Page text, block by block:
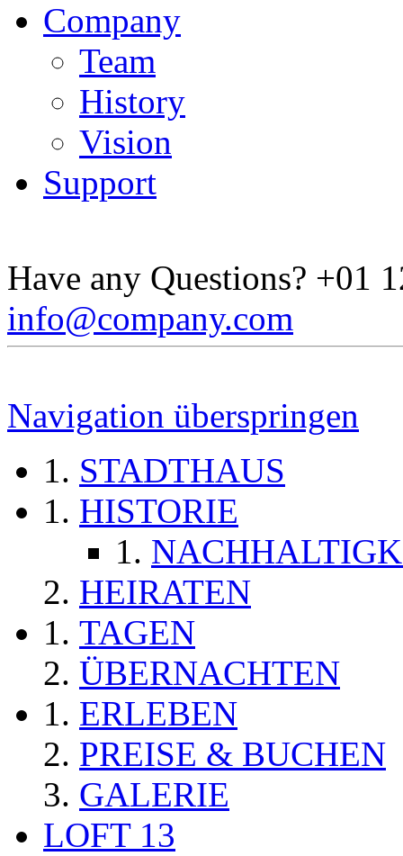
Company
Team
History
Vision
Support
Have any Questions? +01
info@company.com
Navigation überspringen
STADTHAUS
HISTORIE
HEIRATEN
TAGEN
ÜBERNACHTEN
ERLEBEN
PREISE & BUCHEN
GALERIE
LOFT 13